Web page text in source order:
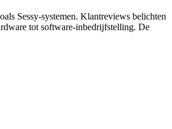
Sessy‑systemen. Klantreviews belichten
tot software‑inbedrijfstelling. De